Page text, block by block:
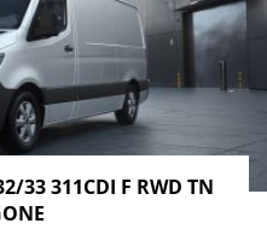
33 311CDI F RWD TN